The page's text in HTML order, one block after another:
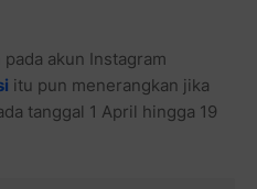
akun Instagram
itu pun menerangkan jika
tanggal 1 April hingga 19